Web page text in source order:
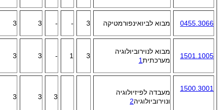
0455.3066 מבוא לביואינפורמטיקה 3
-
-
3
3
1501.1005
מבוא לנוירוביולוגיה
מערכתית1
3
1
-
3
3
1500.3001
מעבדה לפיזיולוגיה
ונוירוביולוגיה2
3
3
3